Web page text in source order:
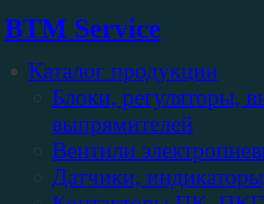
BTM Service
Каталог продукции
Блоки, регуляторы,
выпрямителей
Вентили
Датчики,